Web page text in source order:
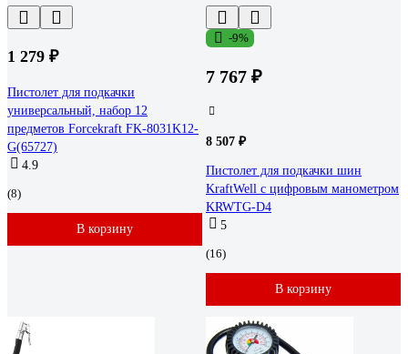
1 279 ₽
Пистолет для подкачки
универсальный, набор 12
предметов Forcekraft FK-8031K12-
G(65727)
4.9
(8)
В корзину
-9%
7 767 ₽
8 507 ₽
Пистолет для подкачки шин
KraftWell с цифровым манометром
KRWTG-D4
5
(16)
В корзину